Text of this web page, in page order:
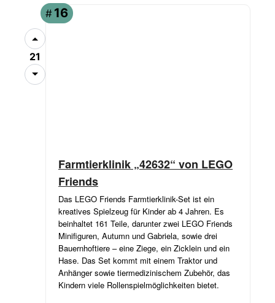
# 16
21
Farmtierklinik „42632“ von LEGO
Friends
Das LEGO Friends Farmtierklinik-Set ist ein
kreatives Spielzeug für Kinder ab 4 Jahren. Es
beinhaltet 161 Teile, darunter zwei LEGO Friends
Minifiguren, Autumn und Gabriela, sowie drei
Bauernhoftiere – eine Ziege, ein Zicklein und ein
Hase. Das Set kommt mit einem Traktor und
Anhänger sowie tiermedizinischem Zubehör, das
Kindern viele Rollenspielmöglichkeiten bietet.